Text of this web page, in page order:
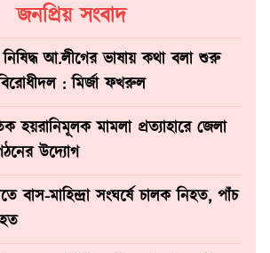
জনপ্রিয় সংবাদ
নিষিদ্ধ আ.লীগের ভাষায় কথা বলা শুরু
: মির্জা ফখরুল
হয়রানিমূলক মামলা প্রত্যাহারে জেলা
উদ্যোগ
বাস-মাহিন্দ্রা সংঘর্ষে চালক নিহত, পাঁচ